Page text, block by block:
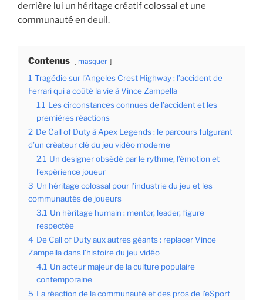
derrière lui un héritage créatif colossal et une
communauté en deuil.
Contenus masquer
1 Tragédie sur l’Angeles Crest Highway : l’accident de
Ferrari qui a coûté la vie à Vince Zampella
1.1 Les circonstances connues de l’accident et les
premières réactions
2 De Call of Duty à Apex Legends : le parcours fulgurant
d’un créateur clé du jeu vidéo moderne
2.1 Un designer obsédé par le rythme, l’émotion et
l’expérience joueur
3 Un héritage colossal pour l’industrie du jeu et les
communautés de joueurs
3.1 Un héritage humain : mentor, leader, figure
respectée
4 De Call of Duty aux autres géants : replacer Vince
Zampella dans l’histoire du jeu vidéo
4.1 Un acteur majeur de la culture populaire
contemporaine
5 La réaction de la communauté et des pros de l’eSport